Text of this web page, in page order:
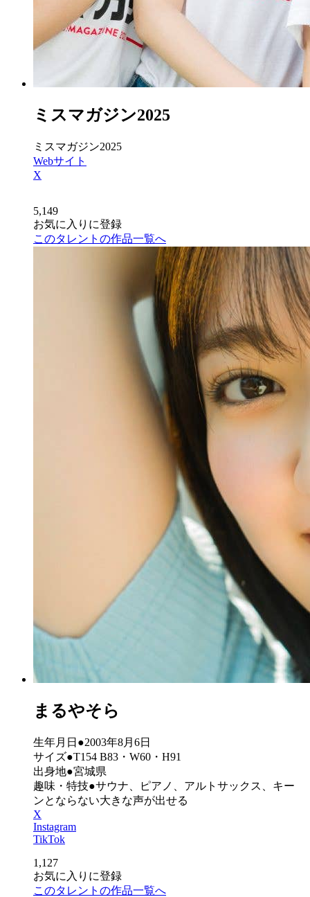
ミスマガジン2025
ミスマガジン2025
Webサイト
X
5,149
お気に入りに登録
このタレントの作品一覧へ
まるやそら
生年月日●2003年8月6日
サイズ●T154 B83・W60・H91
出身地●宮城県
趣味・特技●サウナ、ピアノ、アルトサックス、キー
ンとならない大きな声が出せる
X
Instagram
TikTok
1,127
お気に入りに登録
このタレントの作品一覧へ